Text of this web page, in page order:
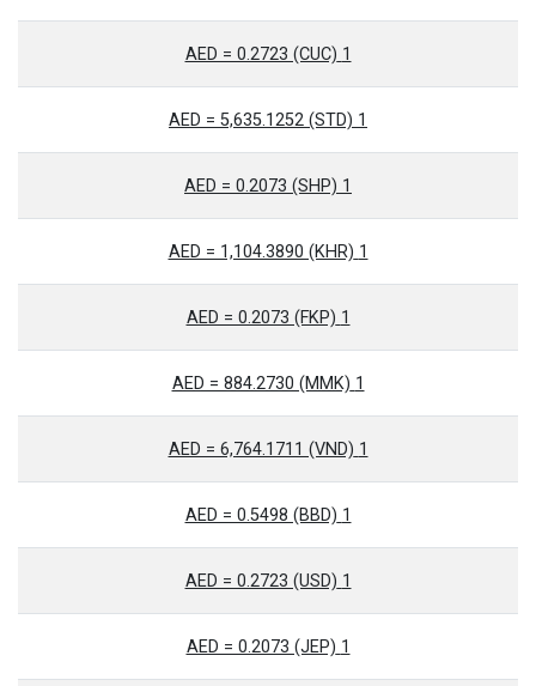
1 AED = 0.2723 (CUC)
1 AED = 5,635.1252 (STD)
1 AED = 0.2073 (SHP)
1 AED = 1,104.3890 (KHR)
1 AED = 0.2073 (FKP)
1 AED = 884.2730 (MMK)
1 AED = 6,764.1711 (VND)
1 AED = 0.5498 (BBD)
1 AED = 0.2723 (USD)
1 AED = 0.2073 (JEP)